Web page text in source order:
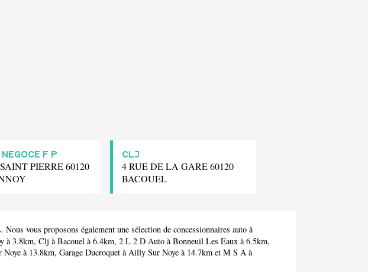
F P
PIERRE 60120
CLJ
4 RUE DE LA GARE 60120
BACOUEL
. Nous vous proposons également une sélection de concessionnaires auto à
à 3.8km, Clj à Bacouel à 6.4km, 2 L 2 D Auto à Bonneuil Les Eaux à 6.5km,
Noye à 13.8km, Garage Ducroquet à Ailly Sur Noye à 14.7km et M S A à